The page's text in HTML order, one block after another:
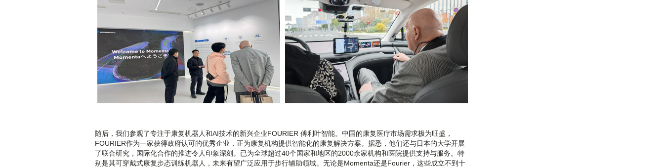
随后，我们参观了专注于康复机器人和AI技术的新兴企业FOURIER 傅利叶智能。中国的康复医疗市场需求极为旺盛，
FOURIER作为一家获得政府认可的优秀企业，正为康复机构提供智能化的康复解决方案。据悉，他们还与日本的大学开展
了联合研究，国际化合作的推进令人印象深刻。已为全球超过40个国家和地区的2000余家机构和医院提供支持与服务。特
别是其可穿戴式康复步态训练机器人，未来有望广泛应用于步行辅助领域。无论是Momenta还是Fourier，这些成立不到十